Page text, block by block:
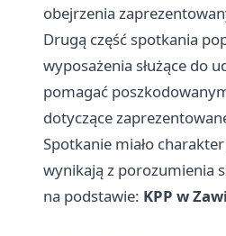
obejrzenia
Drugą część spotkania
wyposażenia służące do
pomagać
dotyczące
Spotkanie miało
wynikają z porozumienia
na podstawie: KPP w